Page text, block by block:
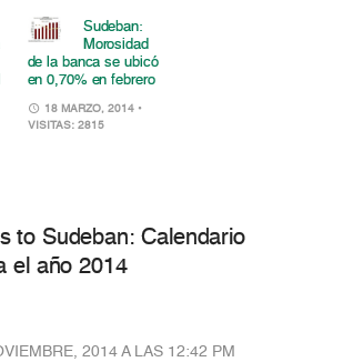
Sudeban:
Morosidad
de la banca se ubicó
en 0,70% en febrero
18 MARZO, 2014 •
VISITAS: 2815
to Sudeban: Calendario
el año 2014
2014 A LAS 12:42 PM